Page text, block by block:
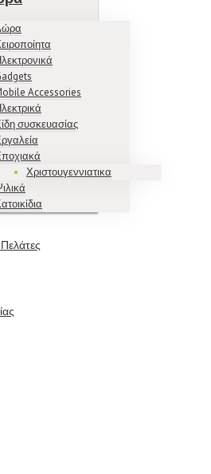
Accessories
συσκευασίας
Χριστουγεννιατικα